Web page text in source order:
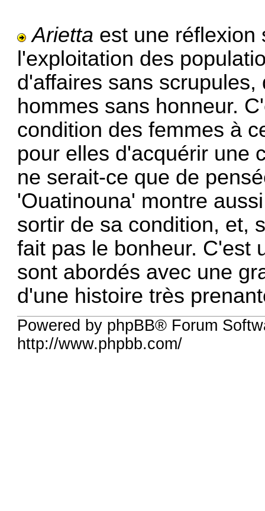
Arietta est une réflexion
l'exploitation des
d'affaires sans
hommes sans honneur.
condition des femmes à
pour elles d'acquérir une
ne serait-ce que de
'Ouatinouna' montre
sortir de sa condition, et,
fait pas le bonheur. C'est
sont abordés avec une
d'une histoire très
Powered by phpBB® Forum
http://www.phpbb.com/